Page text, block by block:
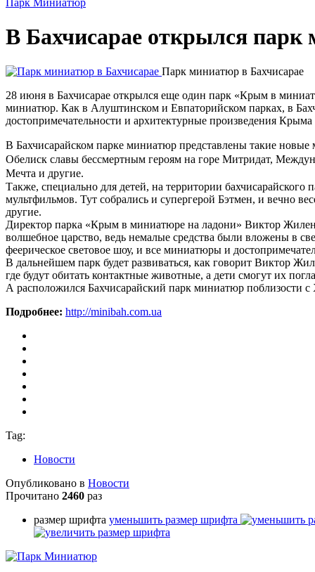
В Бахчисарае открылся парк
Парк миниатюр в Бахчисарае
28 июня в Бахчисарае открылся еще один парк «Крым в
миниатюр. Как в Алуштинском и Евпаторийском парках, в
достопримечательности и архитектурные произведения
В Бахчисарайском парке миниатюр представлены такие
Обелиск славы бессмертным героям на горе Митридат,
Мечта и другие.
Также, специально для детей, на территории
мультфильмов. Тут собрались и супергерой Бэтмен, и вечно
другие.
Директор парка «Крым в миниатюре на ладони» Виктор
волшебное царство, ведь немалые средства были вложены в
феерическое световое шоу, и все миниатюры и
В дальнейшем парк будет развиваться, как говорит Виктор
где будут обитать контактные животные, а дети смогут их
А расположился Бахчисарайский парк миниатюр поблизости
Подробнее: http://minibah.com.ua
Tag:
Новости
Опубликовано в Новости
Прочитано 2460 раз
размер шрифта уменьшить размер шрифта